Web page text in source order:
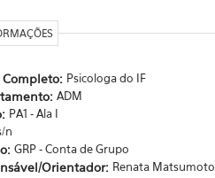
Completo: Psicologa do IF
ADM
PA1 - Ala I
n
GRP - Conta de Grupo
Orientador: Renata Matsumoto